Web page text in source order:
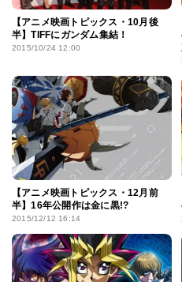
【アニメ映画トピックス・10月後
半】TIFFにガンダム集結！
2015/10/24 12:00
【アニメ映画トピックス・12月前
半】16年公開作は金に黒!?
2015/12/12 16:14